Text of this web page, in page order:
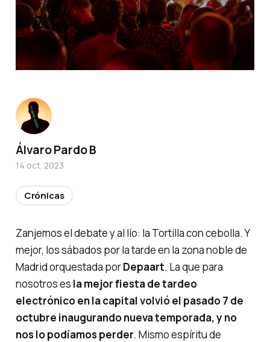
Zanjemos el debate y al lío: la Tortilla con cebolla. Y
mejor, los sábados por la tarde en la zona noble de
Madrid orquestada porDepaart. La que para
nosotros es la mejor fiesta de tardeo
electrónico en la capital volvió el pasado 7 de
octubre inaugurando nueva temporada, y no
nos lo podíamos perder. Mismo espíritu de
Álvaro Pardo B
14 oct. 2023
Crónicas